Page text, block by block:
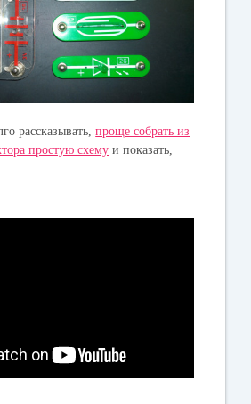
рассказывать,проще собрать из
простую схему и показать,